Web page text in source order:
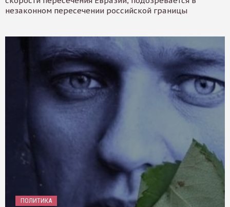
незаконном пересечении российской границы
ПОЛИТИКА